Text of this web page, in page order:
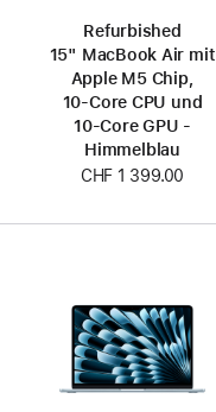
Refurbished
15" MacBook Air mit
Apple M5 Chip,
10‑Core CPU und
10‑Core GPU -
Himmelblau
CHF 1 399.00